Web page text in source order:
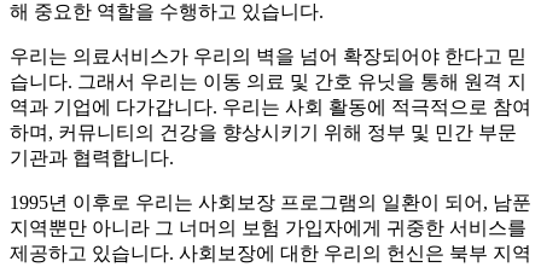
해 중요한 역할을 수행하고 있습니다.
우리는 의료서비스가 우리의 벽을 넘어 확장되어야 한다고 믿
습니다. 그래서 우리는 이동 의료 및 간호 유닛을 통해 원격 지
역과 기업에 다가갑니다. 우리는 사회 활동에 적극적으로 참여
하며, 커뮤니티의 건강을 향상시키기 위해 정부 및 민간 부문
기관과 협력합니다.
1995년 이후로 우리는 사회보장 프로그램의 일환이 되어, 남푼
지역뿐만 아니라 그 너머의 보험 가입자에게 귀중한 서비스를
제공하고 있습니다. 사회보장에 대한 우리의 헌신은 북부 지역